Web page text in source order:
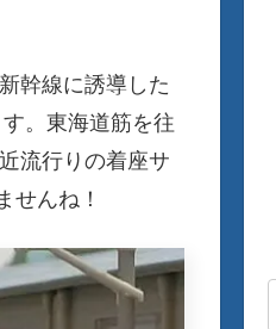
幹線に誘導した
。東海道筋を往
流行りの着座サ
せんね！